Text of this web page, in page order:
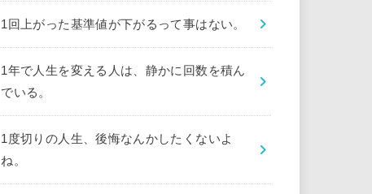
1回上がった基準値が下がるって事はない。
1年で人生を変える人は、静かに回数を積ん
でいる。
1度切りの人生、後悔なんかしたくないよ
ね。